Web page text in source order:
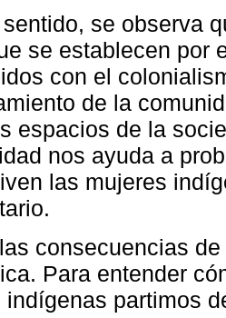
se observa
se establecen por
con el
de la
espacios de la
nos ayuda a
las mujeres
consecuencias
Para entender
indígenas partimos